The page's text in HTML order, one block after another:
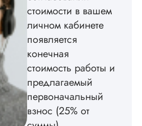
на совесть: тут и
структура, и
обосновал
методологию
исследования,
грамотно
расчеты и подвел
по результатам
стоимости в вашем
личном кабинете
появляется
конечная
стоимость работы и
предлагаемый
первоначальный
взнос (25% от